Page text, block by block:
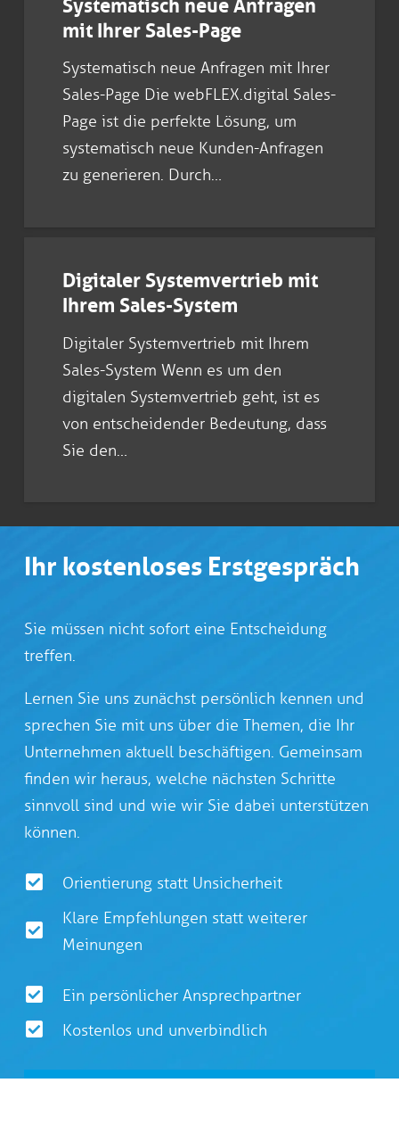
Systematisch neue Anfragen
mit Ihrer Sales-Page
Systematisch neue Anfragen mit Ihrer
Sales-Page Die webFLEX.digital Sales-
Page ist die perfekte Lösung, um
systematisch neue Kunden-Anfragen
zu generieren. Durch…
Digitaler Systemvertrieb mit
Ihrem Sales-System
Digitaler Systemvertrieb mit Ihrem
Sales-System Wenn es um den
digitalen Systemvertrieb geht, ist es
von entscheidender Bedeutung, dass
Sie den…
Ihr kostenloses Erstgespräch
Sie müssen nicht sofort eine Entscheidung
treffen.
Lernen Sie uns zunächst persönlich kennen und
sprechen Sie mit uns über die Themen, die Ihr
Unternehmen aktuell beschäftigen. Gemeinsam
finden wir heraus, welche nächsten Schritte
sinnvoll sind und wie wir Sie dabei unterstützen
können.
Orientierung statt Unsicherheit
Klare Empfehlungen statt weiterer
Meinungen
Ein persönlicher Ansprechpartner
Kostenlos und unverbindlich